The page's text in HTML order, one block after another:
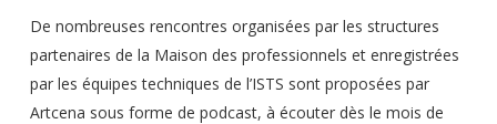
De nombreuses rencontres organisées par les structures
partenaires de la Maison des professionnels et enregistrées
par les équipes techniques de l’ISTS sont proposées par
Artcena sous forme de podcast, à écouter dès le mois de